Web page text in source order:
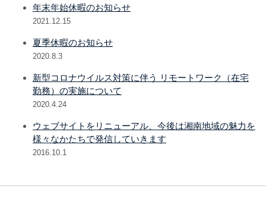
年末年始休暇のお知らせ
2021.12.15
夏季休暇のお知らせ
2020.8.3
新型コロナウイルス対策に伴う リモートワーク（在宅
勤務）の実施について
2020.4.24
ウェブサイトをリニューアル、今後は湘南地域の魅力を
様々なかたちで発信していきます
2016.10.1